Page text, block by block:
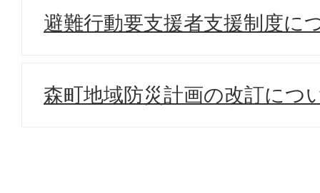
避難行動要支援者支援制度に
森町地域防災計画の改訂につ